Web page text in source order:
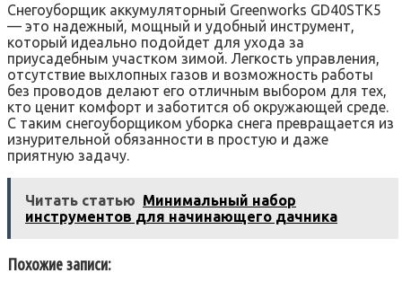
Снегоуборщик аккумуляторный Greenworks GD40STK5
— это надежный, мощный и удобный инструмент,
который идеально подойдет для ухода за
приусадебным участком зимой. Легкость управления,
отсутствие выхлопных газов и возможность работы
без проводов делают его отличным выбором для тех,
кто ценит комфорт и заботится об окружающей среде.
С таким снегоуборщиком уборка снега превращается из
изнурительной обязанности в простую и даже
приятную задачу.
Читать статью Минимальный набор
инструментов для начинающего дачника
Похожие записи: